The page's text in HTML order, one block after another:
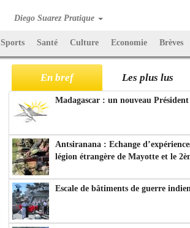
Diego Suarez Pratique
Sports Santé Culture Economie Brèves
En bref Les plus lus
Madagascar : un nouveau
Antsiranana : Echange
légion étrangère de Mayotte et le
Escale de bâtiments de guerre